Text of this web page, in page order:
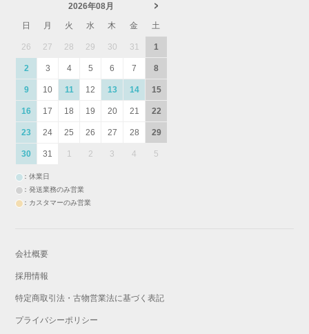
2026年08月
日
月 火 水 木 金 土
26 27 28 29 30 31 1
2 3 4 5 6 7 8
9 10 11 12 13 14 15
16 17 18 19 20 21 22
23 24 25 26 27 28 29
30 31 1 2 3 4 5
：休業日
：発送業務のみ営業
：カスタマーのみ営業
会社概要
採用情報
特定商取引法・古物営業法に基づく表記
プライバシーポリシー